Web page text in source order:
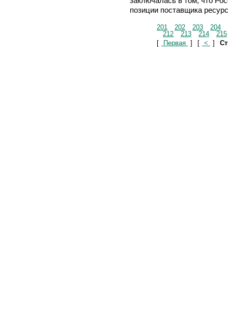
позиции поставщика
201 202 203
204
212
213 214
215
[
Первая ] [ < ]